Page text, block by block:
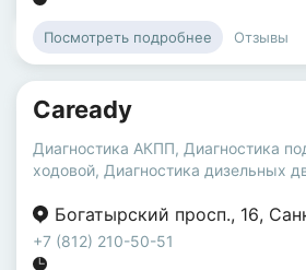
Посмотреть подробнее Отзывы
Caready
Диагностика АКПП, Диагностика
ходовой, Диагностика дизельных
Богатырский просп., 16,
+7 (812) 210-50-51